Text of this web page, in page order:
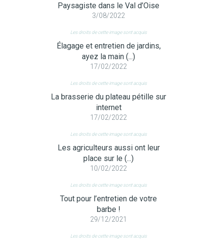
Paysagiste dans le Val d’Oise
3/08/2022
Les droits de cette image sont acquis
Élagage et entretien de jardins,
ayez la main (...)
17/02/2022
Les droits de cette image sont acquis
La brasserie du plateau pétille sur
internet
17/02/2022
Les droits de cette image sont acquis
Les agriculteurs aussi ont leur
place sur le (...)
10/02/2022
Les droits de cette image sont acquis
Tout pour l’entretien de votre
barbe !
29/12/2021
Les droits de cette image sont acquis